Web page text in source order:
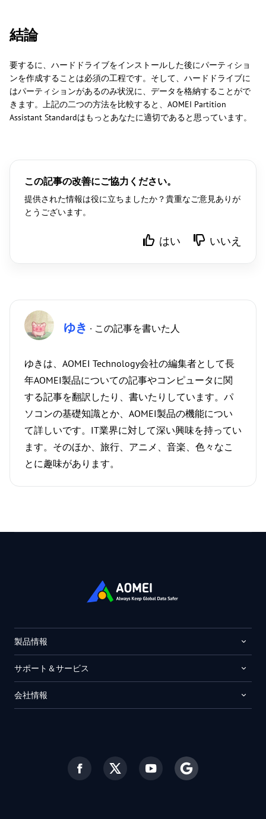
結論
要するに、ハードドライブをインストールした後にパーティショ
ンを作成することは必須の工程です。そして、ハードドライブに
はパーティションがあるのみ状況に、データを格納することがで
きます。上記の二つの方法を比較すると、AOMEI Partition
Assistant Standardはもっとあなたに適切であると思っています。
この記事の改善にご協力ください。
提供された情報は役に立ちましたか？貴重なご意見ありが
とうございます。
はい いいえ
ゆき · この記事を書いた人
ゆきは、AOMEI Technology会社の編集者として長
年AOMEI製品についての記事やコンピュータに関
する記事を翻訳したり、書いたりしています。パ
ソコンの基礎知識とか、AOMEI製品の機能につい
て詳しいです。IT業界に対して深い興味を持ってい
ます。そのほか、旅行、アニメ、音楽、色々なこ
とに趣味があります。
製品情報
サポート＆サービス
会社情報